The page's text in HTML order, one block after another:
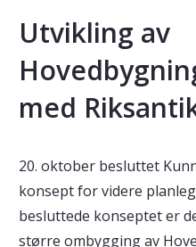
Utvikling av
med
20. oktober besluttet
konsept for videre
besluttede konseptet er
større ombygging av